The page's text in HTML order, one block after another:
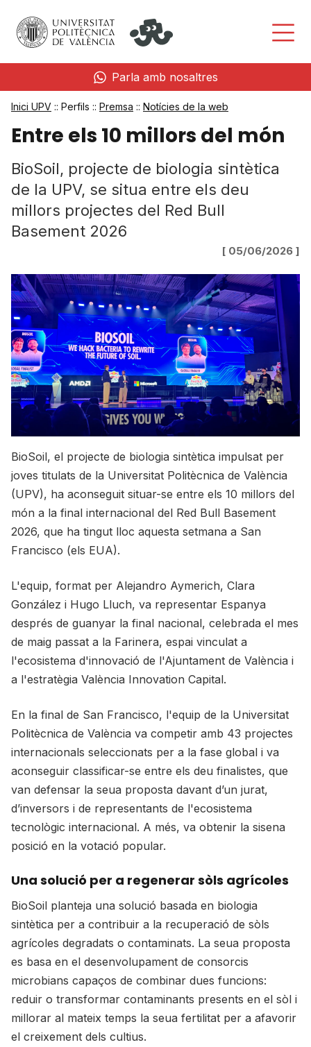
Parla amb nosaltres
Inici UPV :: Perfils :: Premsa :: Notícies de la web
Entre els 10 millors del món
BioSoil, projecte de biologia sintètica
de la UPV, se situa entre els deu
millors projectes del Red Bull
Basement 2026
[ 05/06/2026 ]
BioSoil, el projecte de biologia sintètica impulsat per
joves titulats de la Universitat Politècnica de València
(UPV), ha aconseguit situar-se entre els 10 millors del
món a la final internacional del Red Bull Basement
2026, que ha tingut lloc aquesta setmana a San
Francisco (els EUA).
L'equip, format per Alejandro Aymerich, Clara
González i Hugo Lluch, va representar Espanya
després de guanyar la final nacional, celebrada el mes
de maig passat a la Farinera, espai vinculat a
l'ecosistema d'innovació de l'Ajuntament de València i
a l'estratègia València Innovation Capital.
En la final de San Francisco, l'equip de la Universitat
Politècnica de València va competir amb 43 projectes
internacionals seleccionats per a la fase global i va
aconseguir classificar-se entre els deu finalistes, que
van defensar la seua proposta davant d’un jurat,
d’inversors i de representants de l'ecosistema
tecnològic internacional. A més, va obtenir la sisena
posició en la votació popular.
Una solució per a regenerar sòls agrícoles
BioSoil planteja una solució basada en biologia
sintètica per a contribuir a la recuperació de sòls
agrícoles degradats o contaminats. La seua proposta
es basa en el desenvolupament de consorcis
microbians capaços de combinar dues funcions:
reduir o transformar contaminants presents en el sòl i
millorar al mateix temps la seua fertilitat per a afavorir
el creixement dels cultius.